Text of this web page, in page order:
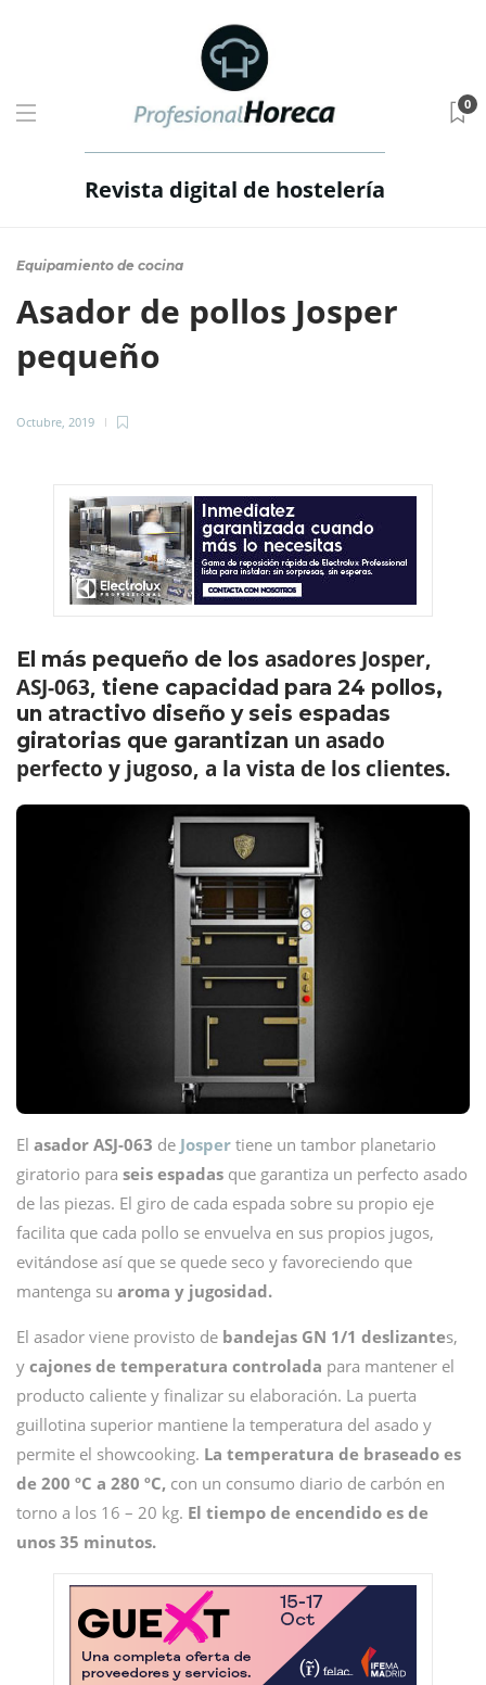
Revista digital de hostelería
0
Equipamiento de cocina
Asador de pollos Josper
pequeño
Octubre, 2019
El más pequeño de los asadores Josper,
ASJ-063, tiene capacidad para 24 pollos,
un atractivo diseño y seis espadas
giratorias que garantizan un asado
perfecto y jugoso, a la vista de los clientes.
El asador ASJ-063 de Josper tiene un tambor planetario
giratorio para seis espadas que garantiza un perfecto asado
de las piezas. El giro de cada espada sobre su propio eje
facilita que cada pollo se envuelva en sus propios jugos,
evitándose así que se quede seco y favoreciendo que
mantenga su aroma y jugosidad.
El asador viene provisto de bandejas GN 1/1 deslizantes,
y cajones de temperatura controlada para mantener el
producto caliente y finalizar su elaboración. La puerta
guillotina superior mantiene la temperatura del asado y
permite el showcooking. La temperatura de braseado es
de 200 ºC a 280 ºC, con un consumo diario de carbón en
torno a los 16 – 20 kg. El tiempo de encendido es de
unos 35 minutos.